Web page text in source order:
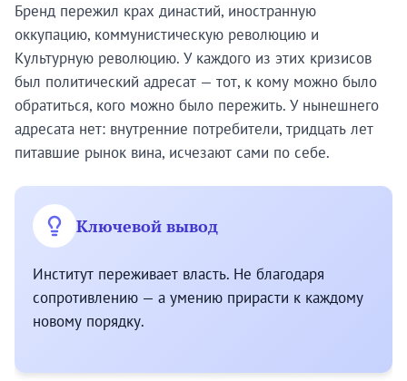
Бренд пережил крах династий, иностранную
оккупацию, коммунистическую революцию и
Культурную революцию. У каждого из этих кризисов
был политический адресат — тот, к кому можно было
обратиться, кого можно было пережить. У нынешнего
адресата нет: внутренние потребители, тридцать лет
питавшие рынок вина, исчезают сами по себе.
Ключевой вывод
Институт переживает власть. Не благодаря
сопротивлению — а умению прирасти к каждому
новому порядку.